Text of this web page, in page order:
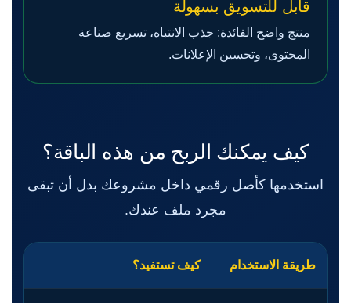
قابل للتسويق بسهولة
منتج واضح الفائدة: جذب الانتباه، تسريع صناعة
المحتوى، وتحسين الإعلانات.
كيف يمكنك الربح من هذه الباقة؟
استخدمها كأصل رقمي داخل مشروعك بدل أن تبقى
مجرد ملف عندك.
طريقة الاستخدام كيف تستفيد؟